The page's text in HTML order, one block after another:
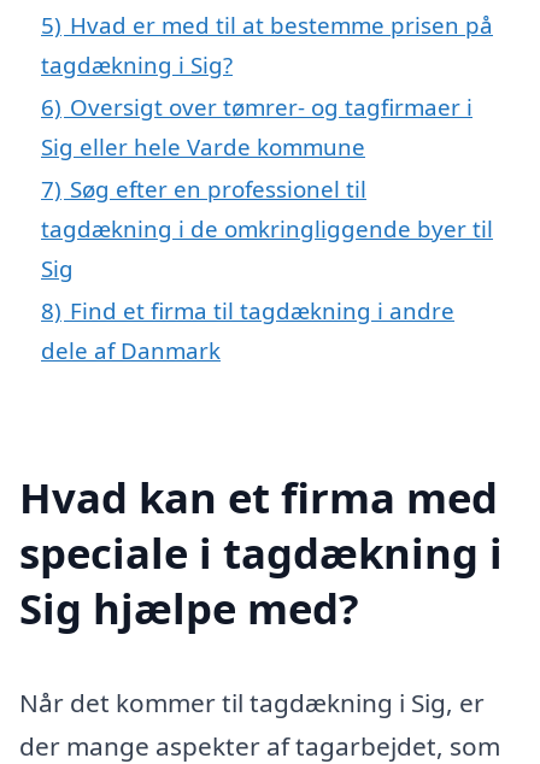
5) Hvad er med til at bestemme prisen på
tagdækning i Sig?
6) Oversigt over tømrer- og tagfirmaer i
Sig eller hele Varde kommune
7) Søg efter en professionel til
tagdækning i de omkringliggende byer til
Sig
8) Find et firma til tagdækning i andre
dele af Danmark
Hvad kan et firma med
speciale i tagdækning i
Sig hjælpe med?
Når det kommer til tagdækning i Sig, er
der mange aspekter af tagarbejdet, som